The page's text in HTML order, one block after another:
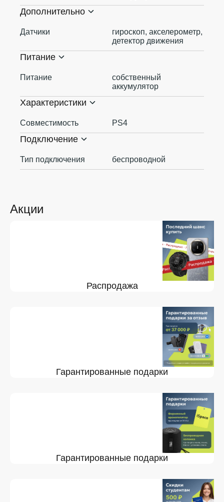
Акции
Распродажа
Гарантированные подарки
Гарантированные подарки
Дополнительно
Датчики
гироскоп, акселерометр,
детектор движения
Питание
Питание
собственный
аккумулятор
Характеристики
Совместимость PS4
Подключение
Тип подключения беспроводной